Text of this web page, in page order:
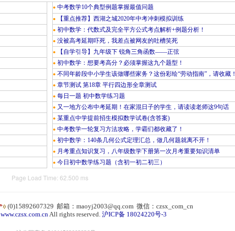
● 中考数学10个典型例题掌握最值问题
● 【重点推荐】西湖之城2020年中考冲刺模拟训练
● 初中数学：代数式及完全平方公式考点解析+例题分析！
● 没被高考延期吓死，我差点被网友的吐槽笑死
● 【自学引导】九年级下 锐角三角函数——正弦
● 初中数学：想要考高分？必须掌握这九个题型！
● 不同年龄段中小学生该做哪些家务？这份彩绘“劳动指南”，请收藏！
● 章节测试 第18章 平行四边形全章测试
● 每日一题 初中数学练习题
● 又一地方公布中考延期！在家混日子的学生，请读读老师这9句话
● 某重点中学提前招生模拟数学试卷(含答案)
● 中考数学一轮复习方法攻略，学霸们都收藏了！
● 初中数学：140条几何公式定理汇总，做几何题就离不开！
● 月考重点知识复习，八年级数学下册第一次月考重要知识清单
● 今日初中数学练习题（含初一初二初三）
Page Load Time: 62.500 ms
(0)15892607329 邮箱：maoyj2003@qq.com 微信：czsx_com_cn
www.czsx.com.cnAll rights reserved. 沪ICP备 18024220号-3